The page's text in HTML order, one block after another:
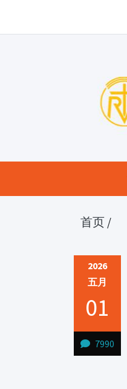
首页 /
2026
五月
01
7990